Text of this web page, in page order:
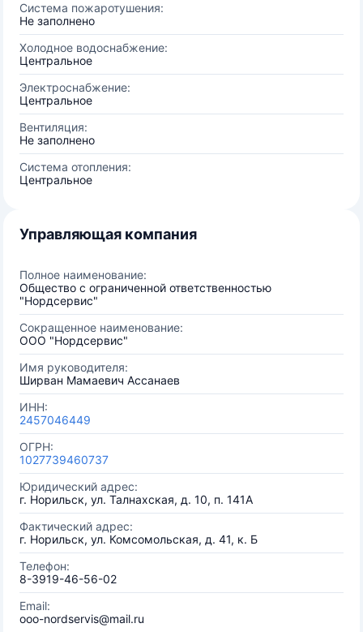
Система пожаротушения:
Не заполнено
Холодное водоснабжение:
Центральное
Электроснабжение:
Центральное
Вентиляция:
Не заполнено
Система отопления:
Центральное
Управляющая компания
Полное наименование:
Общество с ограниченной ответственностью
"Нордсервис"
Сокращенное наименование:
ООО "Нордсервис"
Имя руководителя:
Ширван Мамаевич Ассанаев
ИНН:
2457046449
ОГРН:
1027739460737
Юридический адрес:
г. Норильск, ул. Талнахская, д. 10, п. 141А
Фактический адрес:
г. Норильск, ул. Комсомольская, д. 41, к. Б
Телефон:
8-3919-46-56-02
Email:
ooo-nordservis@mail.ru